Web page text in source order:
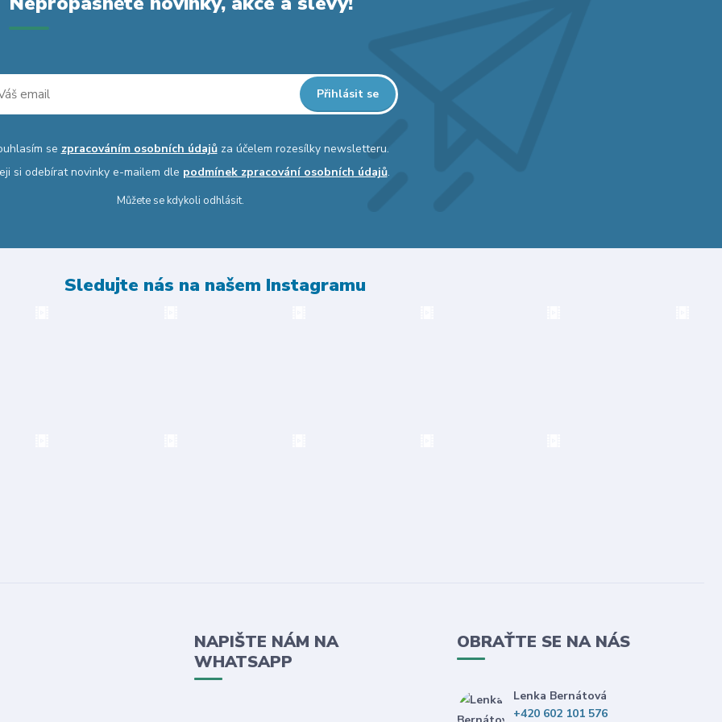
Přihlásit se
se zpracováním osobních údajůza účelem rozesílky newsletteru.
si odebírat novinky e-mailem dle podmínek zpracování osobních údajů.
Můžete se kdykoli odhlásit.
Sledujte nás na našem Instagramu
NAPIŠTE NÁM NA
WHATSAPP
OBRAŤTE SE NA NÁS
Lenka Bernátová
+420 602 101 576